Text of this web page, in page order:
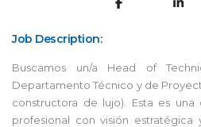
Job Description:
Buscamos un/a Head of
Departamento Técnico y de
constructora de lujo). Esta es
profesional con visión estratégica